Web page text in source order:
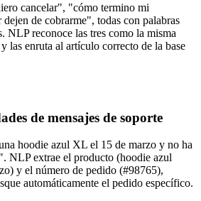
cancelar", "cómo termino mi
de cobrarme", todas con palabras
NLP reconoce las tres como la misma
las enruta al artículo correcto de la base
de mensajes de soporte
hoodie azul XL el 15 de marzo y no ha
NLP extrae el producto (hoodie azul
y el número de pedido (#98765),
automáticamente el pedido específico.